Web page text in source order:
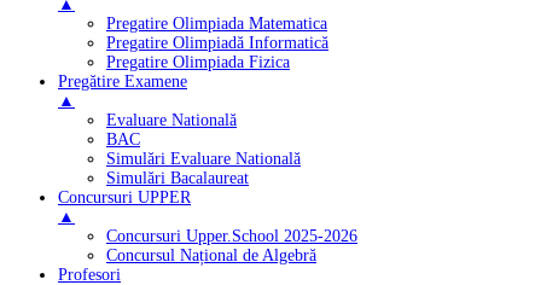
▲
Pregatire Olimpiada Matematica
Pregatire Olimpiadă Informatică
Pregatire Olimpiada Fizica
Pregătire Examene
▲
Evaluare Natională
BAC
Simulări Evaluare Natională
Simulări Bacalaureat
Concursuri UPPER
▲
Concursuri Upper.School 2025-2026
Concursul Național de Algebră
Profesori